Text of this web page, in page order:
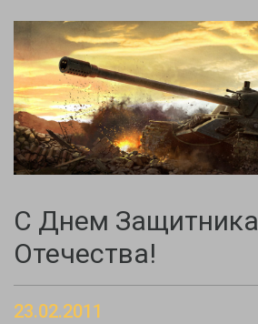
С Днем Защитника
Отечества!
23.02.2011